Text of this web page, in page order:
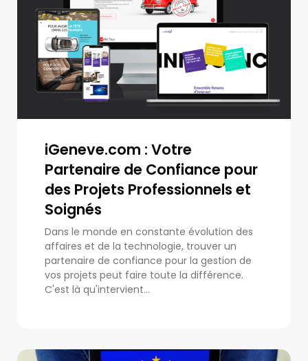
iGeneve.com : Votre
Partenaire de Confiance pour
des Projets Professionnels et
Soignés
Dans le monde en constante évolution des
affaires et de la technologie, trouver un
partenaire de confiance pour la gestion de
vos projets peut faire toute la différence.
C'est là qu'intervient...